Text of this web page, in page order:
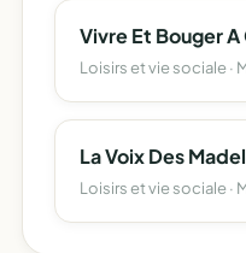
Vivre Et Bouger
Loisirs et vie sociale ·
La Voix Des
Loisirs et vie sociale ·